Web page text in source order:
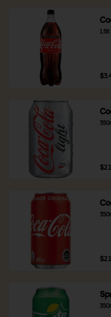
1.5lt